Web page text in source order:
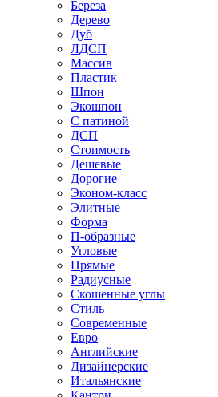
Береза
Дерево
Дуб
ЛДСП
Массив
Пластик
Шпон
Экошпон
С патиной
ДСП
Стоимость
Дешевые
Дорогие
Эконом-класс
Элитные
Форма
П-образные
Угловые
Прямые
Радиусные
Скошенные углы
Стиль
Современные
Евро
Английские
Дизайнерские
Итальянские